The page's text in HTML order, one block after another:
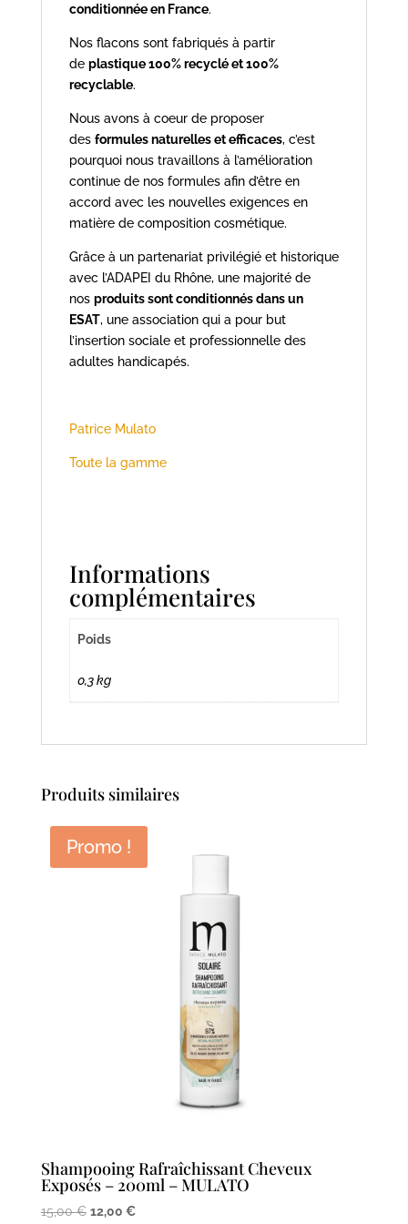
conditionnée en France.
Nos flacons sont fabriqués à partir
de plastique 100% recyclé et 100%
recyclable.
Nous avons à coeur de proposer
des formules naturelles et efficaces, c’est
pourquoi nous travaillons à l’amélioration
continue de nos formules afin d’être en
accord avec les nouvelles exigences en
matière de composition cosmétique.
Grâce à un partenariat privilégié et historique
avec l’ADAPEI du Rhône, une majorité de
nos produits sont conditionnés dans un
ESAT, une association qui a pour but
l’insertion sociale et professionnelle des
adultes handicapés.
Patrice Mulato
Toute la gamme
Informations
complémentaires
Poids
0,3 kg
Produits similaires
Promo !
Shampooing Rafraîchissant Cheveux
Exposés – 200ml – MULATO
15,00€ Le
12,00 €Le